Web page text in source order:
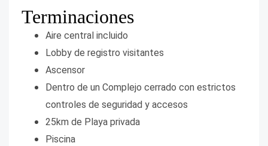
Terminaciones
Aire central incluido
Lobby de registro visitantes
Ascensor
Dentro de un Complejo cerrado con estrictos
controles de seguridad y accesos
25km de Playa privada
Piscina